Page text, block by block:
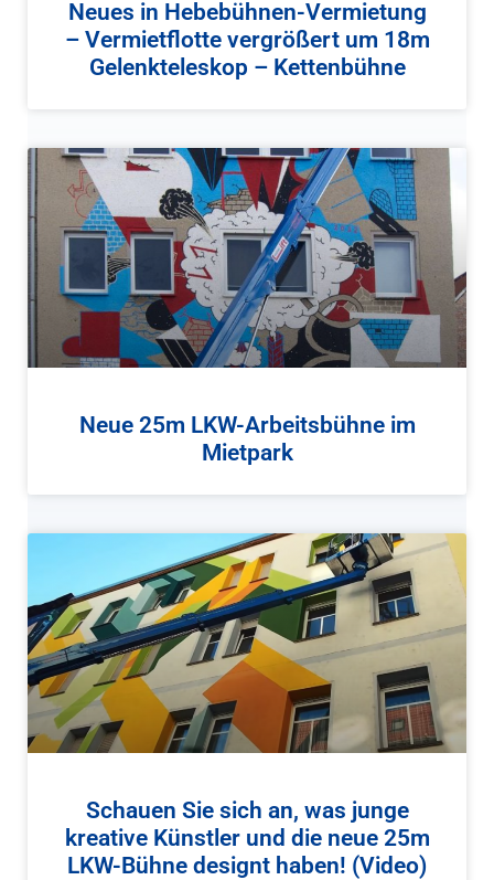
Neues in Hebebühnen-Vermietung
– Vermietflotte vergrößert um 18m
Gelenkteleskop – Kettenbühne
Neue 25m LKW-Arbeitsbühne im
Mietpark
Schauen Sie sich an, was junge
kreative Künstler und die neue 25m
LKW-Bühne designt haben! (Video)